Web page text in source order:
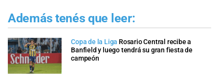
Además tenés que leer:
Copa de la Liga Rosario Central recibe a
Banfield y luego tendrá su gran fiesta de
campeón